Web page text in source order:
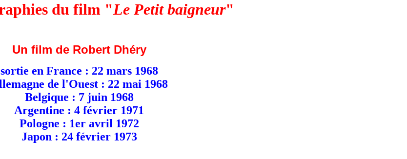
du film "Le Petit baigneur"
Un film de Robert Dhéry
sortie en France : 22 mars 1968
de l'Ouest : 22 mai 1968
Belgique : 7 juin 1968
Argentine : 4 février 1971
Pologne : 1er avril 1972
Japon : 24 février 1973